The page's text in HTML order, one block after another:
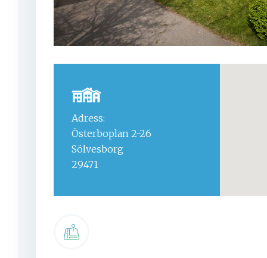
Adress:
Österboplan 2-26
Sölvesborg
29471